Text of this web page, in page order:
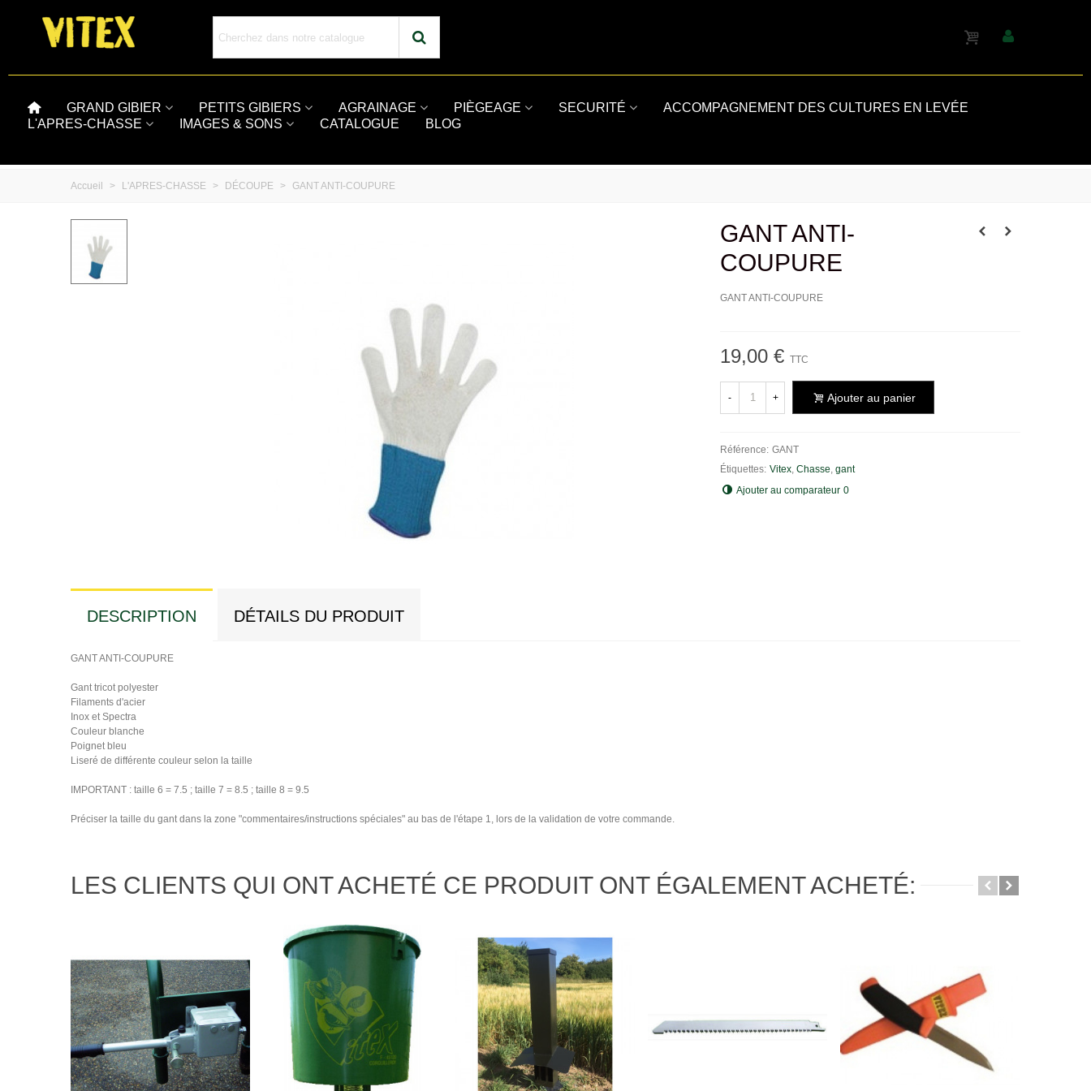
GRAND GIBIER PETITS GIBIERS AGRAINAGE PIÈGEAGE SECURITÉ
ACCOMPAGNEMENT DES CULTURES EN LEVÉE
L'APRES-CHASSE
IMAGES & SONS CATALOGUE BLOG
Accueil > L'APRES-CHASSE > DÉCOUPE > GANT ANTI-COUPURE
GANT ANTI-
COUPURE
GANT ANTI-COUPURE
19,00 € TTC
- + Ajouter au panier
Référence: GANT
Étiquettes: Vitex, Chasse, gant
Ajouter au comparateur 0
DESCRIPTION DÉTAILS DU PRODUIT
GANT ANTI-COUPURE
Gant tricot polyester
Filaments d'acier
Inox et Spectra
Couleur blanche
Poignet bleu
Liseré de différente couleur selon la taille
IMPORTANT : taille 6 = 7.5 ; taille 7 = 8.5 ; taille 8 = 9.5
Préciser la taille du gant dans la zone "commentaires/instructions spéciales" au bas de l'étape 1, lors de la validation de votre commande.
LES CLIENTS QUI ONT ACHETÉ CE PRODUIT ONT ÉGALEMENT ACHETÉ: